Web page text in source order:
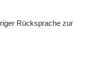
Rücksprache zur